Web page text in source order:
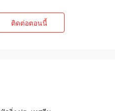
ติดต่อตอนนี้